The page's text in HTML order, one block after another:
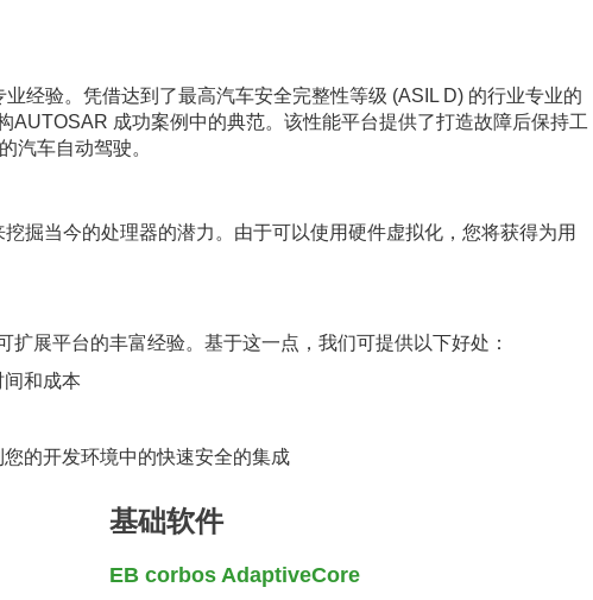
经验。凭借达到了最高汽车安全完整性等级 (ASIL D) 的行业专业的
AUTOSAR 成功案例中的典范。该性能平台提供了打造故障后保持工
汽车自动驾驶。
掘当今的处理器的潜力。由于可以使用硬件虚拟化，您将获得为用
展平台的丰富经验。基于这一点，我们可提供以下好处：
和成本
的开发环境中的快速安全的集成
基础软件
EB corbos AdaptiveCore